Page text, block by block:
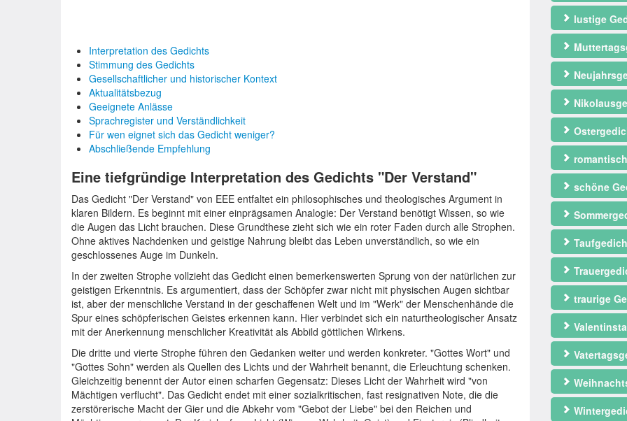
Interpretation des Gedichts
Stimmung des Gedichts
Gesellschaftlicher und historischer Kontext
Aktualitätsbezug
Geeignete Anlässe
Sprachregister und Verständlichkeit
Für wen eignet sich das Gedicht weniger?
Abschließende Empfehlung
Eine tiefgründige Interpretation des Gedichts "Der Verstand"
Das Gedicht "Der Verstand" von EEE entfaltet ein philosophisches und theologisches Argument in
klaren Bildern. Es beginnt mit einer einprägsamen Analogie: Der Verstand benötigt Wissen, so wie
die Augen das Licht brauchen. Diese Grundthese zieht sich wie ein roter Faden durch alle Strophen.
Ohne aktives Nachdenken und geistige Nahrung bleibt das Leben unverständlich, so wie ein
geschlossenes Auge im Dunkeln.
In der zweiten Strophe vollzieht das Gedicht einen bemerkenswerten Sprung von der natürlichen zur
geistigen Erkenntnis. Es argumentiert, dass der Schöpfer zwar nicht mit physischen Augen sichtbar
ist, aber der menschliche Verstand in der geschaffenen Welt und im "Werk" der Menschenhände die
Spur eines schöpferischen Geistes erkennen kann. Hier verbindet sich ein naturtheologischer Ansatz
mit der Anerkennung menschlicher Kreativität als Abbild göttlichen Wirkens.
Die dritte und vierte Strophe führen den Gedanken weiter und werden konkreter. "Gottes Wort" und
"Gottes Sohn" werden als Quellen des Lichts und der Wahrheit benannt, die Erleuchtung schenken.
Gleichzeitig benennt der Autor einen scharfen Gegensatz: Dieses Licht der Wahrheit wird "von
Mächtigen verflucht". Das Gedicht endet mit einer sozialkritischen, fast resignativen Note, die die
zerstörerische Macht der Gier und die Abkehr vom "Gebot der Liebe" bei den Reichen und
lustige
schöne
traurige